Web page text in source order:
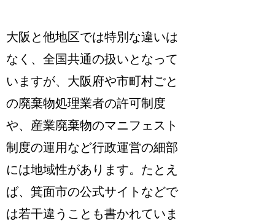
大阪と他地区では特別な違いは
なく、全国共通の扱いとなって
いますが、大阪府や市町村ごと
の廃棄物処理業者の許可制度
や、産業廃棄物のマニフェスト
制度の運用など行政運営の細部
には地域性があります。たとえ
ば、箕面市の公式サイトなどで
は若干違うことも書かれていま